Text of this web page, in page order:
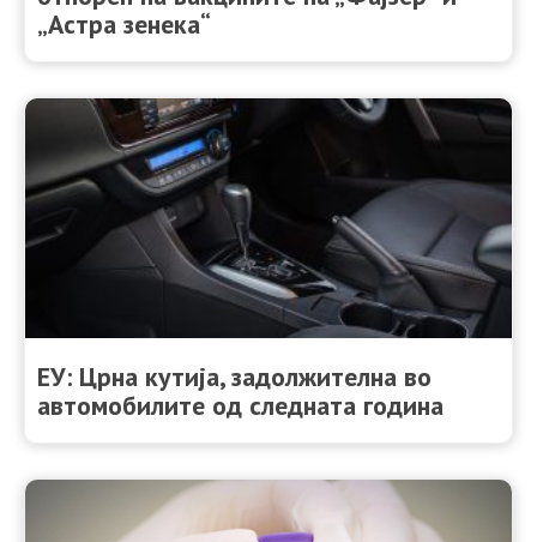
„Астра зенека“
ЕУ: Црна кутија, задолжителна во
автомобилите од следната година